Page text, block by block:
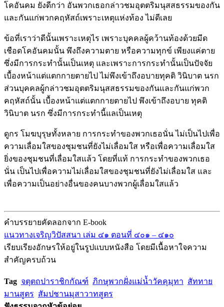
โคอันคม ยังดีกว่า อันพวกเธอกล่าวชมอุตตริมนุสสธรรมของกัน
และกันแก่พวกคฤหัสถ์เพราะเหตุแห่งท้อง ไม่ดีเลย
ข้อที่เราว่าดีนั้นเพราะเหตุไร เพราะบุคคลผู้คว้านท้องด้วยมีด
เชือดโคอันคมนั้น พึงถึงความตาย หรือความทุกข์ เพียงแค่ตาย
ซึ่งมีการกระทำนั้นเป็นเหตุ และเพราะการกระทำนั้นเป็นปัจจัย
เบื้องหน้าแต่แตกกายตายไป ไม่พึงเข้าถึงอบายทุคติ วินิบาต นรก
ส่วนบุคคลผู้กล่าวชมอุตตริมนุสสธรรมของกันและกันแก่พวก
คฤหัสถ์นั้น เบื้องหน้าแต่แตกกายตายไป พึงเข้าถึงอบาย ทุคติ
วินิบาต นรก ซึ่งมีการกระทำนี้แลเป็นเหตุ
ดูกร โมฆบุรุษทั้งหลาย การกระทำของพวกเธอนั่น ไม่เป็นไปเพื่อ
ความเลื่อมใสของชุมชนที่ยังไม่เลื่อมใส หรือเพื่อความเลื่อมใส
ยิ่งของชุมชนที่เลื่อมใสแล้ว โดยที่แท้ การกระทำของพวกเธอ
นั่น เป็นไปเพื่อความไม่เลื่อมใสของชุมชนที่ยังไม่เลื่อมใส และ
เพื่อความเป็นอย่างอื่นของคนบางพวกผู้เลื่อมใสแล้ว
คำบรรยายคัดลอกจาก E-book
แนวทางเจริญวิปัสสนา เล่ม ๔๑ ตอนที่ ๔๐๑ – ๔๑๐
เรียบเรียงอักษรให้อยู่ในรูปแบบหนังสือ โดยมีเนื้อหาใจความ
สำคัญครบถ้วน
Tag จตุตถปาราชิกกัณฑ์ ภิกษุพวกฝั่งแม่น้ำวัคคุมุทา สัททาย
มานสูตร สัมปชานมุสาวาทสูตร